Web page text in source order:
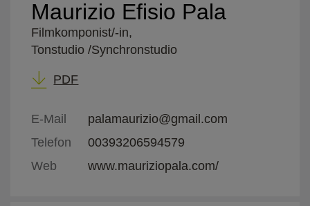
Maurizio Efisio Pala
Filmkomponist/-in,
Tonstudio /Synchronstudio
PDF
E-Mail
palamaurizio@gmail.com
Telefon
00393206594579
Web
www.mauriziopala.com/